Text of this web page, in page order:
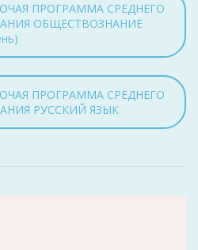
ПРОГРАММА СРЕДНЕГО
ОБЩЕСТВОЗНАНИЕ
ПРОГРАММА СРЕДНЕГО
РУССКИЙ ЯЗЫК